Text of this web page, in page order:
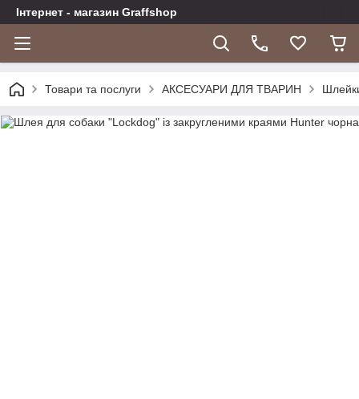
Інтернет - магазин Graffshop
Товари та послуги АКСЕСУАРИ ДЛЯ ТВАРИН